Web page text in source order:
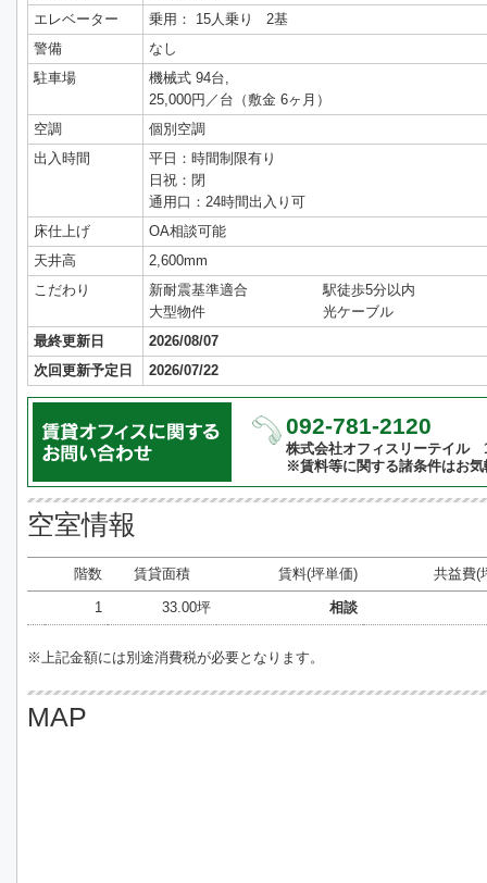
エレベーター
乗用： 15人乗り 2基
警備
なし
駐車場
機械式 94台,
25,000円／台（敷金 6ヶ月）
空調
個別空調
出入時間
平日：時間制限有り
日祝：閉
通用口：24時間出入り可
床仕上げ
OA相談可能
天井高
2,600mm
こだわり
新耐震基準適合
駅徒歩5分以内
大型物件
光ケーブル
最終更新日
2026/08/07
次回更新予定日
2026/07/22
092-781-2120
株式会社オフィスリーテイル
※賃料等に関する諸条件はお
空室情報
階数 賃貸面積 賃料(坪単価) 共益費(
1 33.00坪 相談
※上記金額には別途消費税が必要となります。
MAP